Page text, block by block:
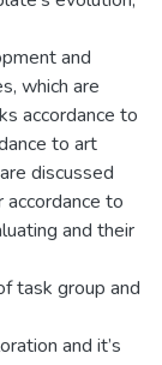
and
which are
accordance to
to art
discussed
to
and their
task group and
and it’s